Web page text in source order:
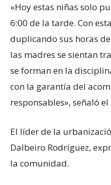
«Hoy estas niñas solo
6:00 de la tarde. Con
duplicando sus horas
las madres se sientan
se forman en la
con la garantía del
responsables», señaló
El líder de la
Dalbeiro Rodríguez,
la comunidad.